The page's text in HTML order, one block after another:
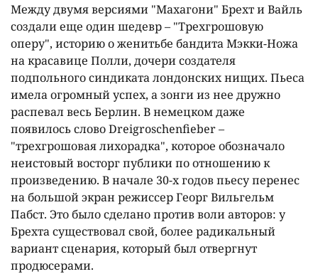
Между двумя версиями "Махагони" Брехт и Вайль
создали еще один шедевр – "Трехгрошовую
оперу", историю о женитьбе бандита Мэкки-Ножа
на красавице Полли, дочери создателя
подпольного синдиката лондонских нищих. Пьеса
имела огромный успех, а зонги из нее дружно
распевал весь Берлин. В немецком даже
появилось слово Dreigroschenfieber –
"трехгрошовая лихорадка", которое обозначало
неистовый восторг публики по отношению к
произведению. В начале 30-х годов пьесу перенес
на большой экран режиссер Георг Вильгельм
Пабст. Это было сделано против воли авторов: у
Брехта существовал свой, более радикальный
вариант сценария, который был отвергнут
продюсерами.